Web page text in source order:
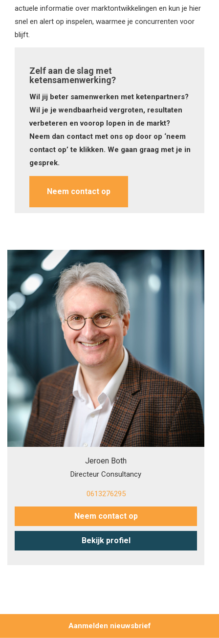
actuele informatie over marktontwikkelingen en kun je hier
snel en alert op inspelen, waarmee je concurrenten voor
blijft.
Zelf aan de slag met
ketensamenwerking?
Wil jij beter samenwerken met ketenpartners?
Wil je je wendbaarheid vergroten, resultaten
verbeteren en voorop lopen in de markt?
Neem dan contact met ons op door op ‘neem
contact op’ te klikken. We gaan graag met je in
gesprek.
Neem contact op
Jeroen Both
Directeur Consultancy
0613276295
Neem contact op
Bekijk profiel
Aanmelden